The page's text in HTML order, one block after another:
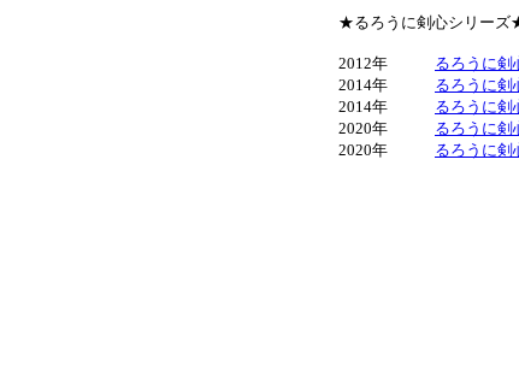
★るろうに剣心シリーズ
2012年 るろうに剣
2014年 るろうに
2014年 るろうに
2020年 るろうに
2020年 るろうに